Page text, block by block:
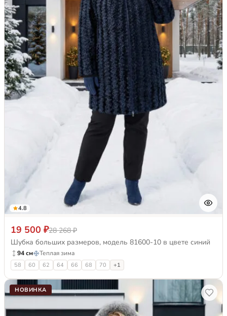
4.8
19 500 ₽28 268 ₽
Шубка больших размеров, модель 81600-10 в цвете синий
94 см Теплая зима
58 60 62 64 66 68 70 +1
НОВИНКА